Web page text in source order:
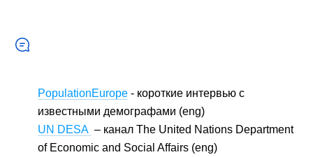
PopulationEurope - короткие интервью с
известными демографами (eng)
UN DESA – канал The United Nations Department
of Economic and Social Affairs (eng)